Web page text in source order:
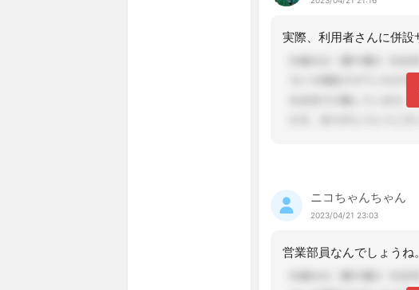
ニコちゃんちゃん
2023/04/21 23:03